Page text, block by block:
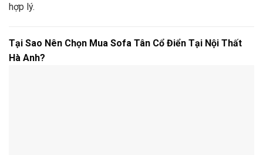
hợp lý.
Tại Sao Nên Chọn Mua Sofa Tân Cổ Điển Tại Nội Thất
Hà Anh?